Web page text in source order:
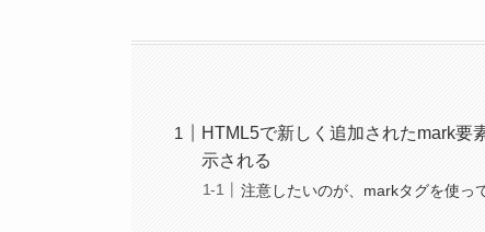
HTML5で新しく追加されたmark要
示される
注意したいのが、markタグを使っ